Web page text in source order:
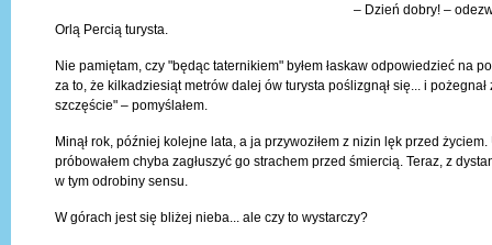
– Dzień dobry! –
Orlą Percią turysta.
Nie pamiętam, czy "będąc taternikiem" byłem łaskaw odpowiedzieć na
za to, że kilkadziesiąt metrów dalej ów turysta poślizgnął się... i
szczęście" – pomyślałem.
Minął rok, później kolejne lata, a ja przywoziłem z nizin lęk przed
próbowałem chyba zagłuszyć go strachem przed śmiercią. Teraz, z
w tym odrobiny sensu.
W górach jest się bliżej nieba... ale czy to wystarczy?